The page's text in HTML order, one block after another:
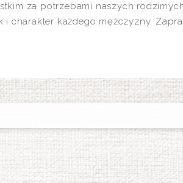
za potrzebami naszych
charakter każdego mężczyzny.